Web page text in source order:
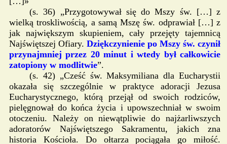
(s. 36) „Przygotowywał się do Mszy św. […] z
wielką troskliwością, a samą Mszę św. odprawiał […] z
jak największym skupieniem, cały przejęty tajemnicą
Najświętszej Ofiary. Dziękczynienie po Mszy św. czynił
przynajmniej przez 20 minut i wtedy był całkowicie
zatopiony w modlitwie”.
(s. 42) „Cześć św. Maksymiliana dla Eucharystii
okazała się szczególnie w praktyce adoracji Jezusa
Eucharystycznego, którą przejął od swoich rodziców,
pielęgnował do końca życia i upowszechniał w swoim
otoczeniu. Należy on niewątpliwie do najżarliwszych
adoratorów Najświętszego Sakramentu, jakich zna
historia Kościoła. Do ołtarza pociągała go miłość.